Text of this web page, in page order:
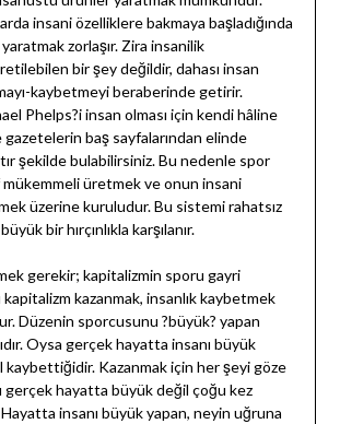
insani özelliklere bakmaya başladığında
zorlaşır. Zira insanilik
bir şey değildir, dahası insan
kaybetmeyi beraberinde getirir.
Phelps?i insan olması için kendi hâline
gazetelerin baş sayfalarından elinde
şekilde bulabilirsiniz. Bu nedenle spor
üretmek ve onun insani
üzerine kuruludur. Bu sistemi rahatsız
bir hırçınlıkla karşılanır.
gerekir; kapitalizmin sporu gayri
kazanmak, insanlık kaybetmek
Düzenin sporcusunu ?büyük? yapan
Oysa gerçek hayatta insanı büyük
kaybettiğidir. Kazanmak için her şeyi göze
gerçek hayatta büyük değil çoğu kez
Hayatta insanı büyük yapan, neyin uğruna